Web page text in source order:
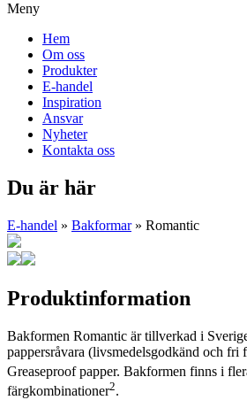
Meny
Hem
Om oss
Produkter
E-handel
Inspiration
Ansvar
Nyheter
Kontakta oss
Du är här
E-handel » Bakformar» Romantic
Produktinformation
Bakformen Romantic är tillverkad i
pappersråvara (livsmedelsgodkänd och fri
Greaseproof papper. Bakformen finns i
färgkombinationer2.